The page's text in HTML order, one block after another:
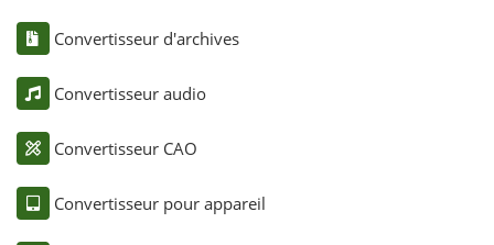
Convertisseur d'archives
Convertisseur audio
Convertisseur CAO
Convertisseur pour appareil